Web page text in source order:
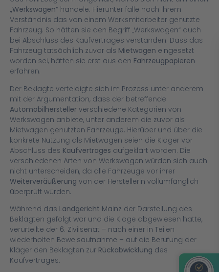
„Werkswagen“ handele. Hierunter falle nach ihrem
Verständnis das von einem Werksmitarbeiter genutzte
Fahrzeug. So hätten sie den Begriff „Werkswagen“ auch
bei Abschluss des Kaufvertrages verstanden. Dass das
Fahrzeug tatsächlich zuvor als Mietwagen eingesetzt
worden sei, hätten sie erst aus den Fahrzeugpapieren
erfahren.
Der Beklagte verteidigte sich im Prozess unter anderem
mit der Argumentation, dass der betreffende
Automobilhersteller verschiedene Kategorien von
Werkswagen anbiete, unter anderem die zuvor als
Mietwagen genutzten Fahrzeuge. Hierüber und über die
konkrete Nutzung als Mietwagen seien die Kläger vor
Abschluss des Kaufvertrages aufgeklärt worden. Die
verschiedenen Arten von Werkswagen würden sich auch
nicht unterscheiden, da alle Fahrzeuge vor ihrer
Weiterveräußerung von der Herstellerin vollumfänglich
überprüft würden.
Während das Landgericht Mainz der Darstellung des
Beklagten gefolgt war und die Klage abgewiesen hatte,
verurteilte der 6. Zivilsenat – nach einer in Teilen
wiederholten Beweisaufnahme – auf die Berufung der
Kläger den Beklagten zur Rückabwicklung des
Kaufvertrages.